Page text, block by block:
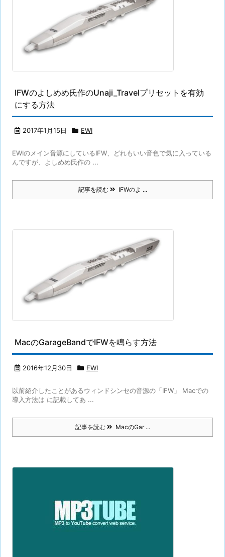
IFWのよしめめ氏作のUnaji_Travelプリセットを有効
にする方法
2017年1月15日 EWI
EWIのメイン音源にしているIFW、どれもいい音色で気に入っている
んですが、よしめめ氏作の ...
記事を読む IFWのよ ...
MacのGarageBandでIFWを鳴らす方法
2016年12月30日 EWI
以前紹介したことがあるウィンドシンセの音源の「IFW」 Macでの
導入方法は に記載してあ ...
記事を読む MacのGar ...